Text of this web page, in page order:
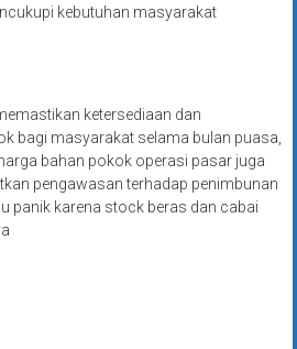
kebutuhan masyarakat
ketersediaan dan
bagi masyarakat selama bulan puasa,
bahan pokok operasi pasar juga
pengawasan terhadap penimbunan
panik karena stock beras dan cabai